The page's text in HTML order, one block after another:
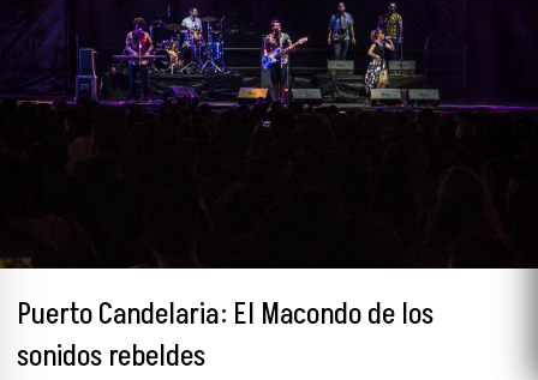
Puerto Candelaria: El Macondo de los
sonidos rebeldes